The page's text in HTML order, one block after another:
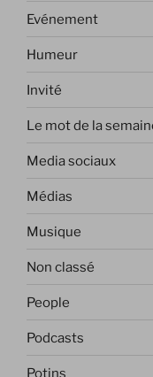
Evénement
Humeur
Invité
Le mot de la
Media sociaux
Médias
Musique
Non classé
People
Podcasts
Potins